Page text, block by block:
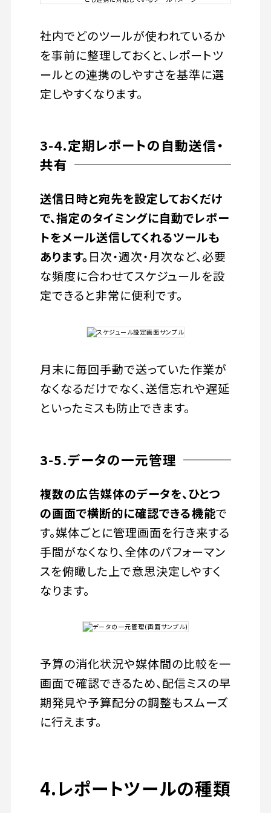
社内でどのツールが使われているか
を事前に整理しておくと、レポートツ
ールとの連携のしやすさを基準に選
定しやすくなります。
3-4.定期レポートの自動送信・
共有
送信日時と宛先を設定しておくだけ
で、指定のタイミングに自動でレポー
トをメール送信してくれるツールも
あります。 日次・週次・月次など、必要
な頻度に合わせてスケジュールを設
定できると非常に便利です。
月末に毎回手動で送っていた作業が
なくなるだけでなく、送信忘れや遅延
といったミスも防止できます。
3-5.データの一元管理
複数の広告媒体のデータを、ひとつ
の画面で横断的に確認できる機能で
す。媒体ごとに管理画面を行き来する
手間がなくなり、全体のパフォーマン
スを俯瞰した上で意思決定しやすく
なります。
予算の消化状況や媒体間の比較を一
画面で確認できるため、配信ミスの早
期発見や予算配分の調整もスムーズ
に行えます。
4.レポートツールの種類